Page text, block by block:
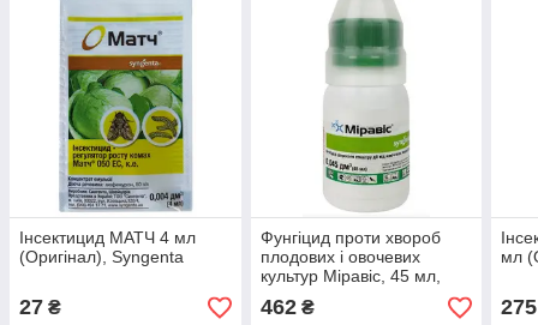
Інсектицид МАТЧ 4 мл
(Оригінал), Syngenta
27 ₴
Фунгіцид проти хвороб
плодових і овочевих
культур Міравіс, 45 мл,
Syngenta (Борошниста
роса, парша, моніліоз
462₴
мл
275